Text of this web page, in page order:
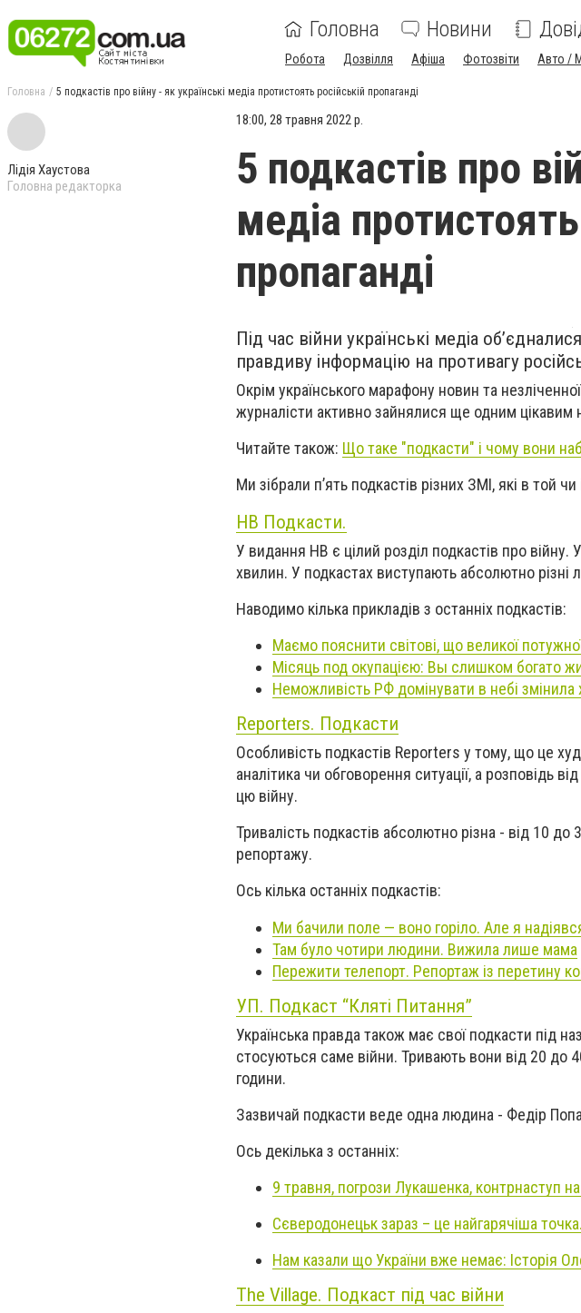
Головна Новини
Робота Дозвілля Афіша Фотозвіти Авто /
Головна 5 подкастів про війну - як українські медіа протистоять російській пропаганді
Лідія Хаустова
Головна редакторка
18:00, 28 травня 2022 р.
5 подкастів про
медіа
пропаганді
Під час війни українські медіа
правдиву інформацію на противагу
Окрім українського марафону новин та
журналісти активно зайнялися ще одним
Читайте також: Що таке "подкасти" і чому вони
Ми зібрали п’ять подкастів різних ЗМІ, які в той
НВ Подкасти.
У видання НВ є цілий розділ подкастів про
хвилин. У подкастах виступають абсолютно різні
Наводимо кілька прикладів з останніх подкастів:
Маємо пояснити світові, що великої
Місяць под окупацією: Вы слишком богато
Неможливість РФ домінувати в небі
Reporters. Подкасти
Особливість подкастів Reporters у тому, що це
аналітика чи обговорення ситуації, а розповідь
цю війну.
Тривалість подкастів абсолютно різна - від 10
репортажу.
Ось кілька останніх подкастів:
Ми бачили поле — воно горіло. Але я
Там було чотири людини. Вижила лише мама
Пережити телепорт. Репортаж із перетину
УП. Подкаст “Кляті Питання”
Українська правда також має свої подкасти під
стосуються саме війни. Тривають вони від 20 до
години.
Зазвичай подкасти веде одна людина - Федір
Ось декілька з останніх:
9 травня, погрози Лукашенка, контрнаступ
Сєверодонецьк зараз – це найгарячіша
Нам казали що України вже немає: Історія
The Village. Подкаст під час війни